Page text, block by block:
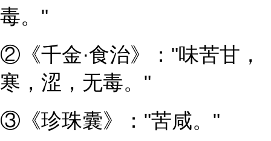
毒。"
②《千金·食治》："味苦甘，
寒，涩，无毒。"
③《珍珠囊》："苦咸。"